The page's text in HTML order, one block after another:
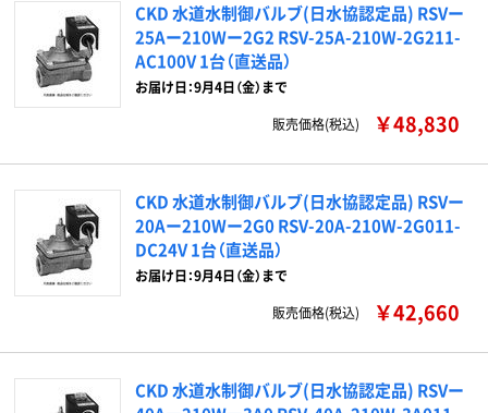
CKD 水道水制御バルブ(日水協認定品) RSVー
25Aー210Wー2G2 RSV-25A-210W-2G211-
AC100V 1台（直送品）
お届け日：9月4日（金）まで
販売価格(税込)
￥48,830
CKD 水道水制御バルブ(日水協認定品) RSVー
20Aー210Wー2G0 RSV-20A-210W-2G011-
DC24V 1台（直送品）
お届け日：9月4日（金）まで
販売価格(税込)
￥42,660
CKD 水道水制御バルブ(日水協認定品) RSVー